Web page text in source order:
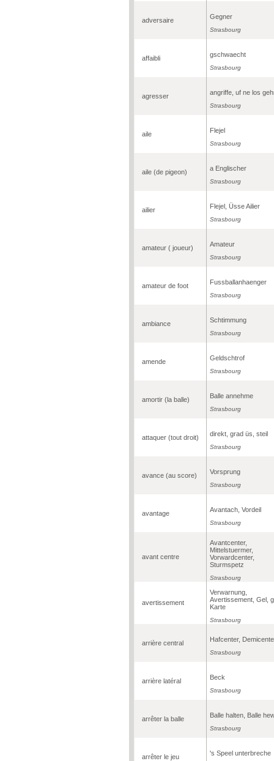
adversaire Gegner
Strasbourg
affaibli gschwaecht
Strasbourg
agresser angriffe, uf ne los
Strasbourg
aile Flejel
Strasbourg
aile (de pigeon) a Englischer
Strasbourg
ailier Flejel, Üsse Ailier
Strasbourg
amateur ( joueur) Amateur
Strasbourg
amateur de foot Fussballanhaenger
Strasbourg
ambiance Schtimmung
Strasbourg
amende Geldschtrof
Strasbourg
amortir (la balle) Balle annehme
Strasbourg
attaquer (tout droit) direkt, grad üs, steil
Strasbourg
avance (au score) Vorsprung
Strasbourg
avantage Avantach, Vordeil
Strasbourg
avant centre
Avantcenter,
Mittelstuermer,
Vorwardcenter,
Sturmspetz
Strasbourg
avertissement
Verwarnung,
Avertissement, Gel,
Karte
Strasbourg
arrière central Hafcenter,
Strasbourg
arrière latéral Beck
Strasbourg
arrêter la balle Balle halten, Balle
Strasbourg
arrêter le jeu 's Speel unterbreche